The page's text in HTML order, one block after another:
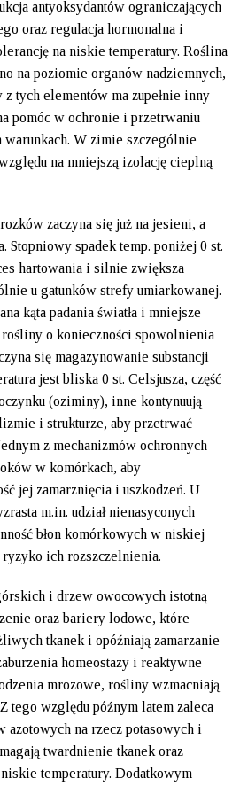
antyoksydantów ograniczających
oraz regulacja hormonalna i
na niskie temperatury. Roślina
na poziomie organów nadziemnych,
tych elementów ma zupełnie inny
pomóc w ochronie i przetrwaniu
W zimie szczególnie
na mniejszą izolację cieplną
zaczyna się już na jesieni, a
Stopniowy spadek temp. poniżej 0 st.
hartowania i silnie zwiększa
u gatunków strefy umiarkowanej.
kąta padania światła i mniejsze
o konieczności spowolnienia
się magazynowanie substancji
jest bliska 0 st. Celsjusza, część
(oziminy), inne kontynuują
i strukturze, aby przetrwać
z mechanizmów ochronnych
w komórkach, aby
jej zamarznięcia i uszkodzeń. U
m.in. udział nienasyconych
błon komórkowych w niskiej
ich rozszczelnienia.
i drzew owocowych istotną
oraz bariery lodowe, które
tkanek i opóźniają zamarzanie
homeostazy i reaktywne
mrozowe, rośliny wzmacniają
tego względu późnym latem zaleca
azotowych na rzecz potasowych i
twardnienie tkanek oraz
temperatury. Dodatkowym